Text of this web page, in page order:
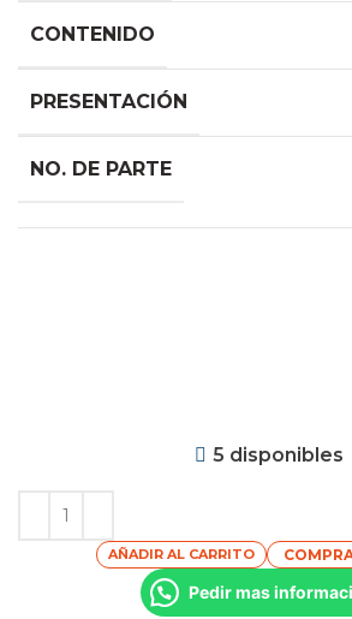
CONTENIDO
PRESENTACIÓN
NO. DE PARTE
5 disponibles
AÑADIR AL CARRITO
Pedir mas